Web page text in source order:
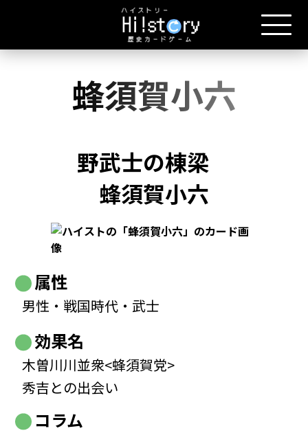
蜂須賀小六
野武士の棟梁
蜂須賀小六
属性
男性・戦国時代・武士
効果名
木曽川川並衆<蜂須賀党>
秀吉との出会い
コラム